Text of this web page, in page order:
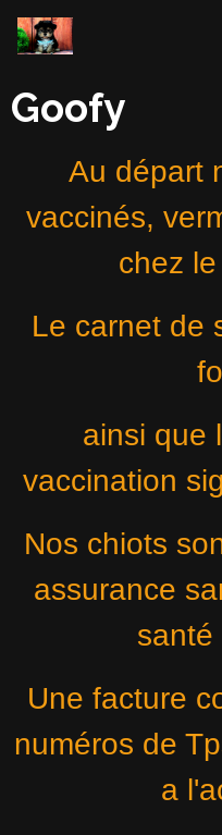
Goofy
Au départ
vaccinés,
chez
Le carnet de
ainsi que
vaccination
Nos chiots
assurance
santé
Une facture
numéros de
a